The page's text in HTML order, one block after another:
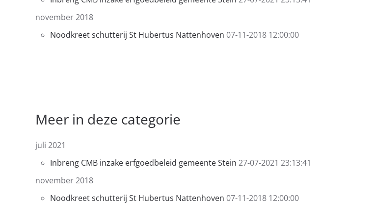
november 2018
Noodkreet schutterij St Hubertus Nattenhoven 07-11-2018 12:00:00
Meer in deze categorie
juli 2021
Inbreng CMB inzake erfgoedbeleid gemeente Stein 27-07-2021 23:13:41
november 2018
Noodkreet schutterij St Hubertus Nattenhoven 07-11-2018 12:00:00